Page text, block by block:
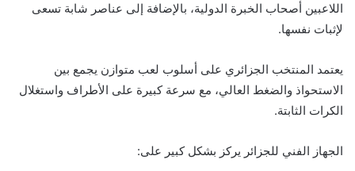
اللاعبين أصحاب الخبرة الدولية، بالإضافة إلى عناصر شابة تسعى
لإثبات نفسها.
يعتمد المنتخب الجزائري على أسلوب لعب متوازن يجمع بين
الاستحواذ والضغط العالي، مع سرعة كبيرة على الأطراف واستغلال
الكرات الثابتة.
الجهاز الفني للجزائر يركز بشكل كبير على: